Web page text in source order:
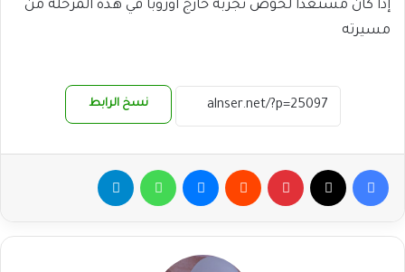
إذا كان مستعدًا لخوض تجربة خارج أوروبا في هذه المرحلة من
مسيرته
نسخ الرابط
فيسبوك بينتيريست ماسنجر واتساب